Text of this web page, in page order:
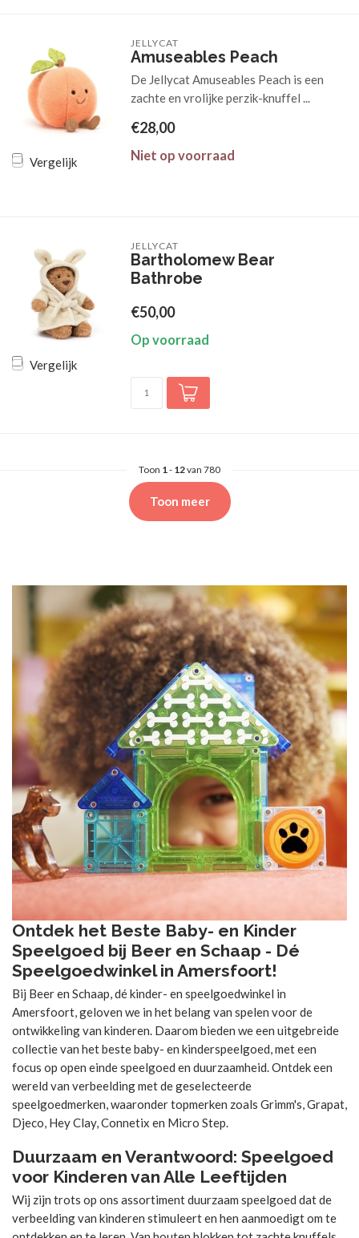
Vergelijk
JELLYCAT
Amuseables Peach
De Jellycat Amuseables Peach is een
zachte en vrolijke perzik-knuffel ...
€28,00
Niet op voorraad
Vergelijk
JELLYCAT
Bartholomew Bear
Bathrobe
€50,00
Op voorraad
Toon 1 - 12van 780
Toon meer
Ontdek het Beste Baby- en Kinder
Speelgoed bij Beer en Schaap - Dé
Speelgoedwinkel in Amersfoort!
Bij Beer en Schaap, dé kinder- en speelgoedwinkel in
Amersfoort, geloven we in het belang van spelen voor de
ontwikkeling van kinderen. Daarom bieden we een uitgebreide
collectie van het beste baby- en kinderspeelgoed, met een
focus op open einde speelgoed en duurzaamheid. Ontdek een
wereld van verbeelding met de geselecteerde
speelgoedmerken, waaronder topmerken zoals Grimm's, Grapat,
Djeco, Hey Clay, Connetix en Micro Step.
Duurzaam en Verantwoord: Speelgoed
voor Kinderen van Alle Leeftijden
Wij zijn trots op ons assortiment duurzaam speelgoed dat de
verbeelding van kinderen stimuleert en hen aanmoedigt om te